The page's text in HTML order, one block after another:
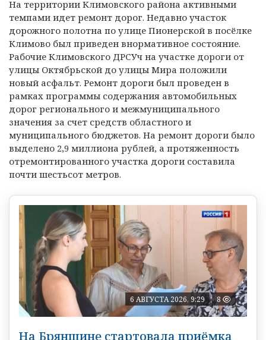
На территории Климовского района активными
темпами идет ремонт дорог. Недавно участок
дорожного полотна по улице Пионерской в посёлке
Климово был приведен внормативное состояние.
Рабочие Климовского ДРСУч на участке дороги от
улицы Октябрьской до улицы Мира положили
новый асфальт. Ремонт дороги был проведен в
рамках программы содержания автомобильных
дорог регионального и межмуниципального
значения за счет средств областного и
муниципального бюджетов. На ремонт дороги было
выделено 2,9 миллиона рублей, а протяженность
отремонтированного участка дороги составила
почти шестьсот метров.
6 АВГУСТА 2026, 9:29 8
На Брянщине стартовала приёмка